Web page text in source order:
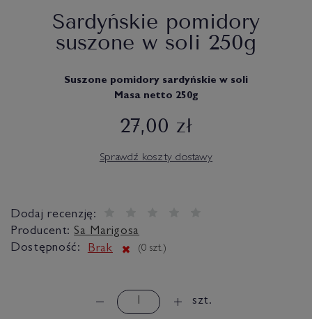
Sardyńskie pomidory
suszone w soli 250g
Suszone pomidory sardyńskie w soli
Masa netto 250g
27,00 zł
Sprawdź koszty dostawy
Dodaj recenzję:
Producent: Sa Marigosa
Dostępność:
Brak (0 szt.)
szt.